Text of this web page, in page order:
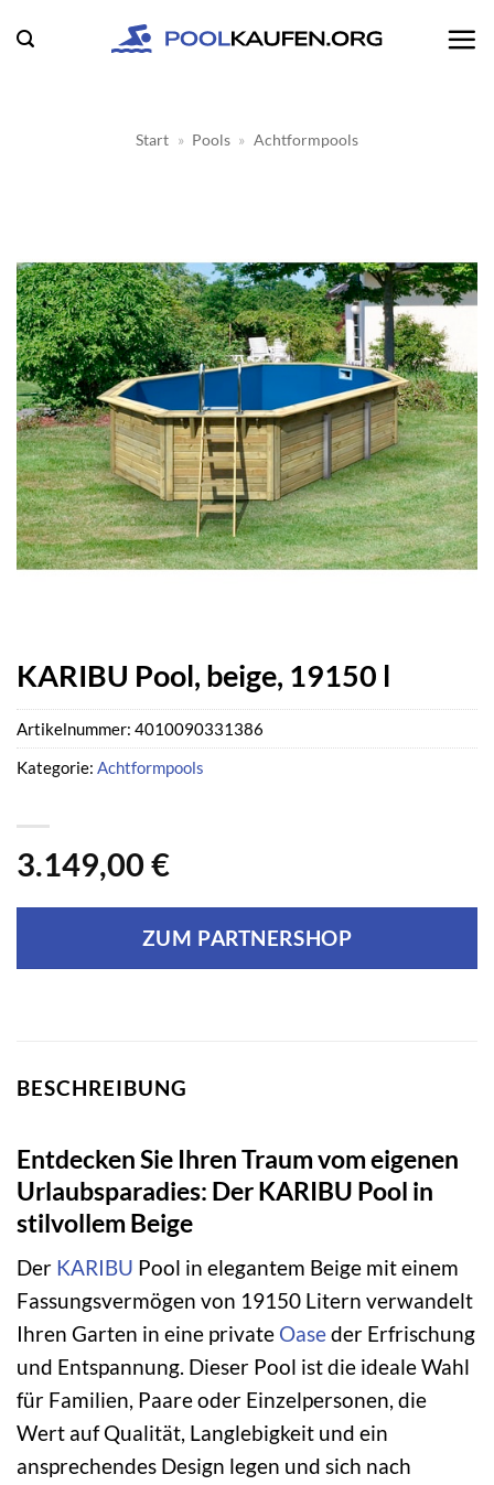
Inhalt
Start » Pools » Achtformpools
KARIBU Pool, beige, 19150 l
3.149,00 €
ZUM PARTNERSHOP
Artikelnummer: 4010090331386
Kategorie: Achtformpools
BESCHREIBUNG
Entdecken Sie Ihren Traum vom eigenen
Urlaubsparadies: Der KARIBU Pool in
stilvollem Beige
Der KARIBU Pool in elegantem Beige mit einem
Fassungsvermögen von 19150 Litern verwandelt
Ihren Garten in eine private Oaseder Erfrischung
und Entspannung. Dieser Pool ist die ideale Wahl
für Familien, Paare oder Einzelpersonen, die
Wert auf Qualität, Langlebigkeit und ein
ansprechendes Design legen und sich nach